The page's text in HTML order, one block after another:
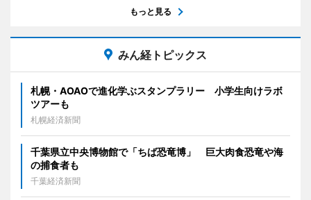
もっと見る
みん経トピックス
札幌・AOAOで進化学ぶスタンプラリー 小学生向けラボ
ツアーも
札幌経済新聞
千葉県立中央博物館で「ちば恐竜博」 巨大肉食恐竜や海
の捕食者も
千葉経済新聞